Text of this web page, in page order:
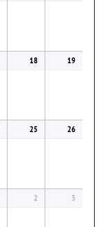
18 19
25 26
2 3